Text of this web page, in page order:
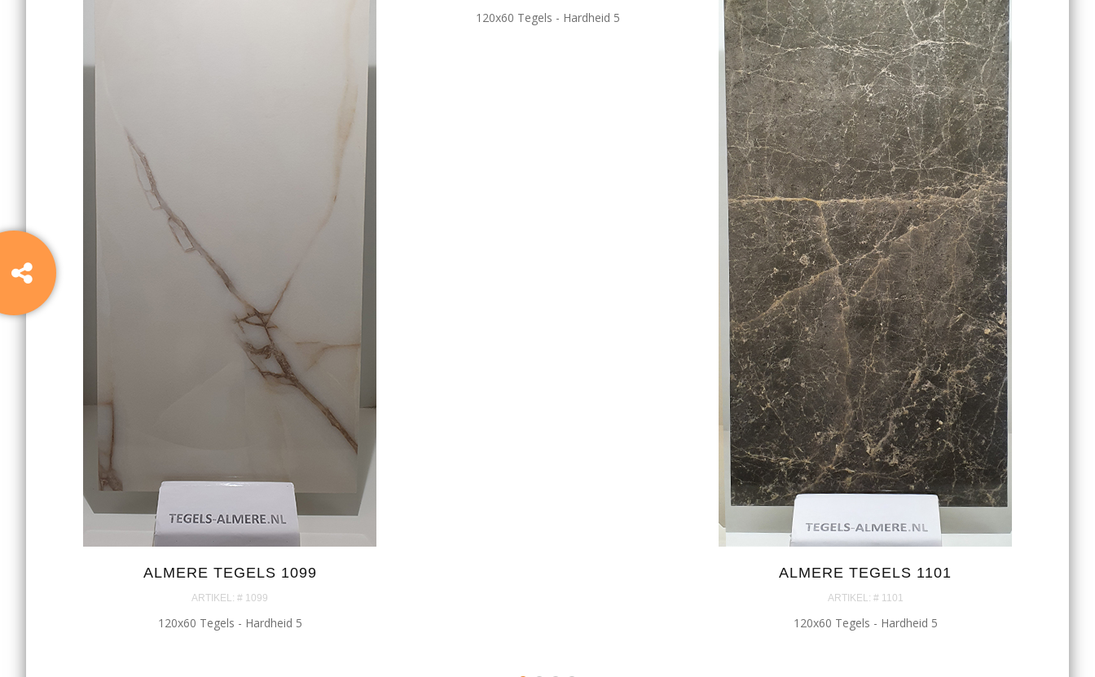
ALMERE TEGELS 1099
ARTIKEL: # 1099
120x60 Tegels - Hardheid 5
120x60 Tegels - Hardheid 5
ALMERE TEGELS 1101
ARTIKEL: # 1101
120x60 Tegels - Hardheid 5